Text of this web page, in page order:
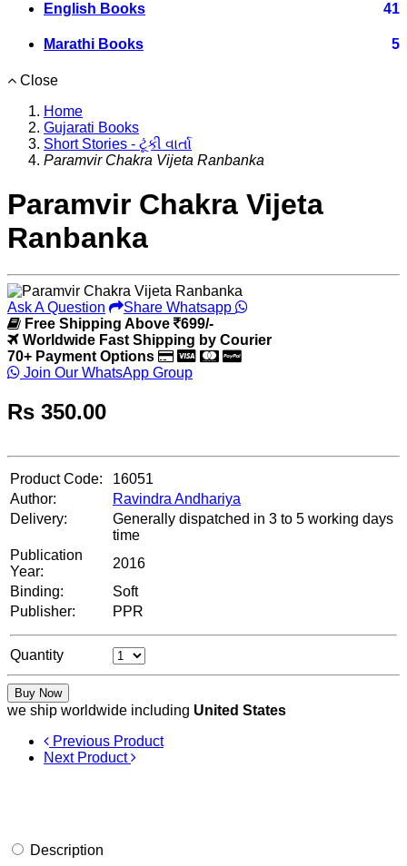
English Books 41
Marathi Books 5
Close
Home
Gujarati Books
Short Stories - ટૂંકી વાર્તા
Paramvir Chakra Vijeta Ranbanka
Paramvir Chakra Vijeta
Ranbanka
Ask A Question
Share Whatsapp
Free Shipping Above
699/-
Worldwide Fast Shipping by Courier
70+ Payment Options
Join Our WhatsApp Group
Rs 350.00
Product Code:
16051
Author:
Ravindra Andhariya
Delivery:
Generally dispatched in 3 to 5 working days
time
Publication
Year:
2016
Binding:
Soft
Publisher:
PPR
Quantity
Buy Now
we ship worldwide including United States
Previous Product
Next Product
Description